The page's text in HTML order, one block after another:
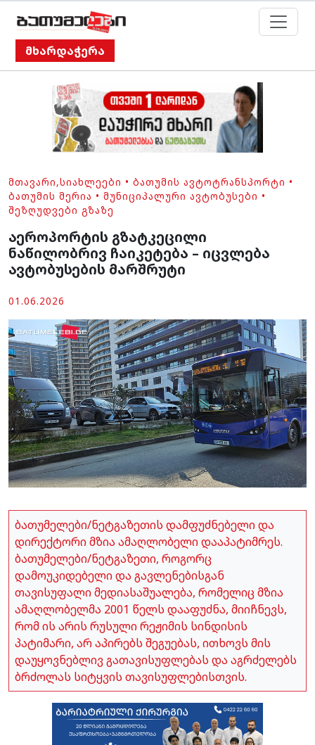
მხარდაჭერა
ᲛᲗᲐᲕᲐᲠᲘ,ᲡᲘᲐᲮᲚᲔᲔᲑᲘ • ᲑᲐᲗᲣᲛᲘᲡ ᲐᲕᲢᲝᲢᲠᲐᲜᲡᲞᲝᲠᲢᲘ •
ᲑᲐᲗᲣᲛᲘᲡ ᲛᲔᲠᲘᲐ • ᲛᲣᲜᲘᲪᲘᲞᲐᲚᲣᲠᲘ ᲐᲕᲢᲝᲑᲣᲡᲔᲑᲘ •
ᲨᲔᲖᲦᲣᲓᲕᲔᲑᲘ ᲒᲖᲐᲖᲔ
აეროპორტის გზატკეცილი
ნაწილობრივ ჩაიკეტება – იცვლება
ავტობუსების მარშრუტი
01.06.2026
ბათუმელები/ნეტგაზეთის დამფუძნებელი და
დირექტორი მზია ამაღლობელი დააპატიმრეს.
ბათუმელები/ნეტგაზეთი, როგორც
დამოუკიდებელი და გავლენებისგან
თავისუფალი მედიასაშუალება, რომელიც მზია
ამაღლობელმა 2001 წელს დააფუძნა, მიიჩნევს,
რომ ის არის რუსული რეჟიმის სინდისის
პატიმარი, არ აპირებს შეგუებას, ითხოვს მის
დაუყოვნებლივ გათავისუფლებას და აგრძელებს
ბრძოლას სიტყვის თავისუფლებისთვის.